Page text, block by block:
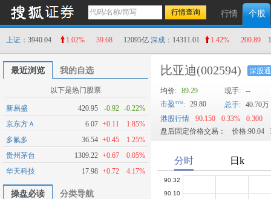
行情 个股
上证 ：3940.04 1.02% 39.68 12095亿 深成 ：14311.01 1.42% 200.89
最近浏览 我的自选
以下是热门股票
新易盛 420.95 -0.92 -0.22%
京东方Ａ
6.07 +0.11
1.85%
多氟多
36.54 +0.45
1.25%
贵州茅台
1309.22 +0.67
0.05%
华天科技
17.98 +0.72 4.17%
操盘必读 分类导航
比亚迪(002594) 深股通
均价: 89.29 现手: --
市盈
: 29.80 总手: 40.70万
港股行情
90.150 0.33%
0.300
盘后固定价格交易：
价格:90.04